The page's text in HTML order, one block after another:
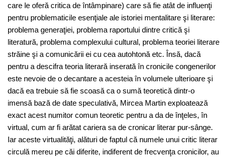
care le oferă critica de întâmpinare) care să fie atât de influenţi
pentru problematicile esenţiale ale istoriei mentalitare şi literare:
problema generaţiei, problema raportului dintre critică şi
literatură, problema complexului cultural, problema teoriei literare
străine şi a comunicării ei cu cea autohtonă etc. Însă, dacă
pentru a descifra teoria literară inserată în cronicile congenerilor
este nevoie de o decantare a acesteia în volumele ulterioare şi
dacă ea trebuie să fie scoasă ca o sumă teoretică dintr-o
imensă bază de date speculativă, Mircea Martin exploatează
exact acest numitor comun teoretic pentru a da de înţeles, în
virtual, cum ar fi arătat cariera sa de cronicar literar pur-sânge.
Iar aceste virtualităţi, alături de faptul că numele unui critic literar
circulă mereu pe căi diferite, indiferent de frecvenţa cronicilor, au